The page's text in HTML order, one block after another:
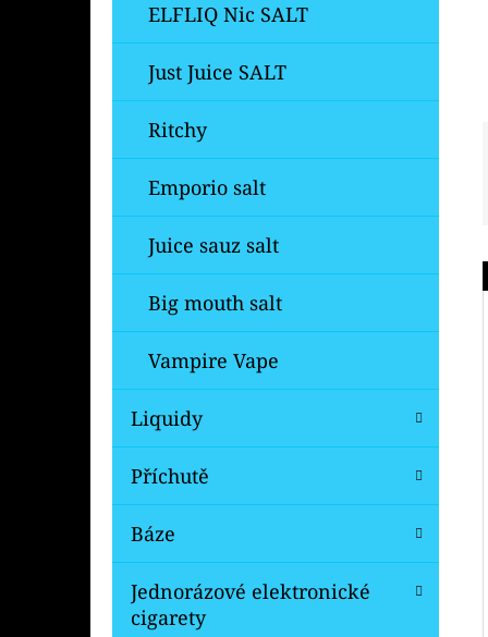
N
ELFLIQ Nic SALT
Just Juice SALT
Ritchy
Emporio salt
Juice sauz salt
Big mouth salt
Vampire Vape
Liquidy
Příchutě
Báze
Jednorázové elektronické
cigarety
OXVA ONEO POD CARTRIDGE 3,5ML
Původně:109 Kč